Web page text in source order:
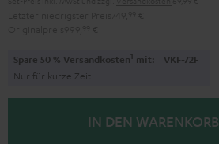
Spare 50 % Versandkosten1 mit: VKF-72F
Nur für kurze Zeit
IN DEN WARENKORB